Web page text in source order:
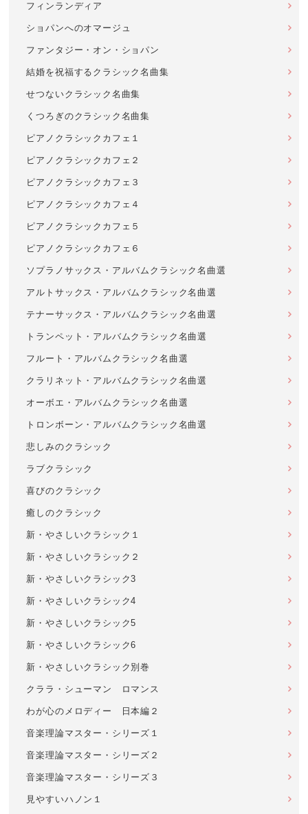
フィンランディア
ショパンへのオマージュ
ファンタジー・オン・ショパン
結婚を祝福するクラシック名曲集
せつないクラシック名曲集
くつろぎのクラシック名曲集
ピアノクラシックカフェ１
ピアノクラシックカフェ２
ピアノクラシックカフェ３
ピアノクラシックカフェ４
ピアノクラシックカフェ５
ピアノクラシックカフェ６
ソプラノサックス・アルバムクラシック名曲選
アルトサックス・アルバムクラシック名曲選
テナーサックス・アルバムクラシック名曲選
トランペット・アルバムクラシック名曲選
フルート・アルバムクラシック名曲選
クラリネット・アルバムクラシック名曲選
オーボエ・アルバムクラシック名曲選
トロンボーン・アルバムクラシック名曲選
悲しみのクラシック
ラブクラシック
喜びのクラシック
癒しのクラシック
新・やさしいクラシック１
新・やさしいクラシック２
新・やさしいクラシック3
新・やさしいクラシック4
新・やさしいクラシック5
新・やさしいクラシック6
新・やさしいクラシック別巻
クララ・シューマン ロマンス
わが心のメロディー 日本編２
音楽理論マスター・シリーズ１
音楽理論マスター・シリーズ２
音楽理論マスター・シリーズ３
見やすいハノン１